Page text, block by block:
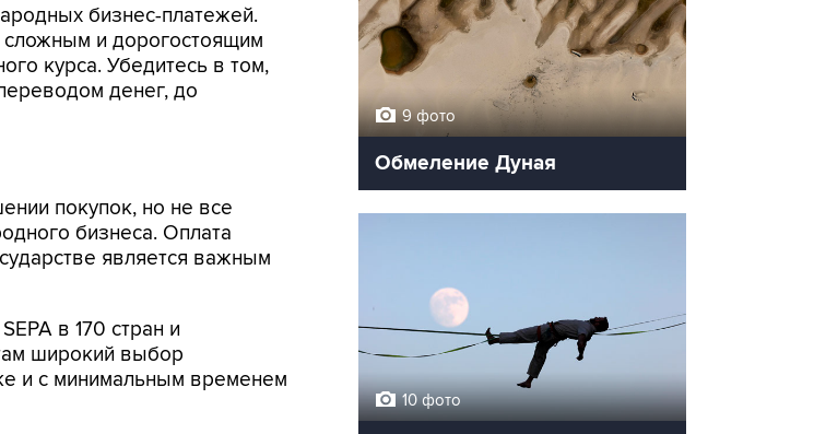
бизнес-платежей.
и дорогостоящим
курса. Убедитесь в том,
денег, до
покупок, но не все
бизнеса. Оплата
является важным
в 170 стран и
широкий выбор
и с минимальным временем
9 фото
Обмеление Дуная
10 фото